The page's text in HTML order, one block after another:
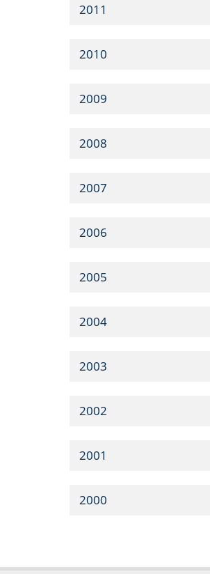
2011
2010
2009
2008
2007
2006
2005
2004
2003
2002
2001
2000